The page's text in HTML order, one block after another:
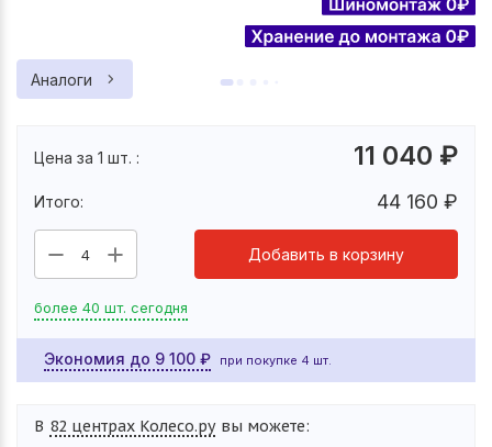
Аналоги
Цена за 1 шт. : 11 040 ₽
Итого: 44 160 ₽
4 Добавить в корзину
более 40 шт. сегодня
Экономия до 9 100 ₽ при покупке 4 шт.
В 82 центрах Колесо.ру вы можете: